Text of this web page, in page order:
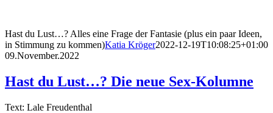
Hast du Lust…? Alles eine Frage der Fantasie (plus ein paar Ideen,
in Stimmung zu kommen)Katia Kröger2022-12-19T10:08:25+01:00
09.November.2022
Hast du Lust…? Die neue Sex-Kolumne
Text: Lale Freudenthal